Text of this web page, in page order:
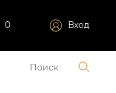
0 Вход